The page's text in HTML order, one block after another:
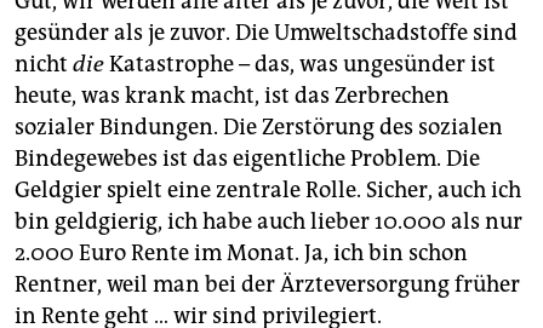
gesünder als je zuvor. Die Umweltschadstoffe sind
nicht dieKatastrophe – das, was ungesünder ist
heute, was krank macht, ist das Zerbrechen
sozialer Bindungen. Die Zerstörung des sozialen
Bindegewebes ist das eigentliche Problem. Die
Geldgier spielt eine zentrale Rolle. Sicher, auch ich
bin geldgierig, ich habe auch lieber 10.000 als nur
2.000 Euro Rente im Monat. Ja, ich bin schon
Rentner, weil man bei der Ärzteversorgung früher
in Rente geht … wir sind privilegiert.